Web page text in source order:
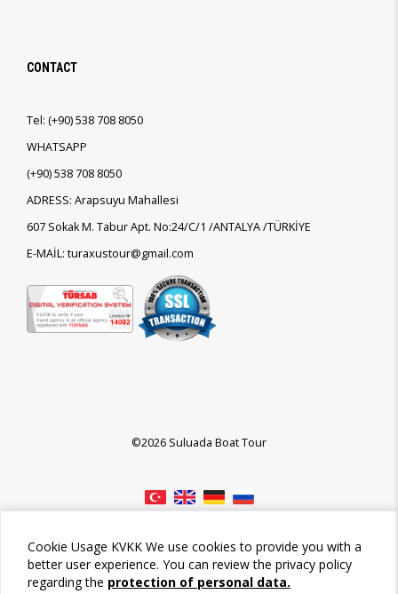
Cookie Usage KVKK We use cookies to provide you with a
better user experience. You can review the privacy policy
regarding the protection of personal data.
CONTACT
Tel: (+90)538 708 8050
WHATSAPP
(+90)538 708 8050
ADRESS: Arapsuyu Mahallesi
607 Sokak M. Tabur Apt. No:24/C/1 /ANTALYA /TÜRKİYE
E-MAİL: turaxustour@gmail.com
©2026 Suluada Boat Tour